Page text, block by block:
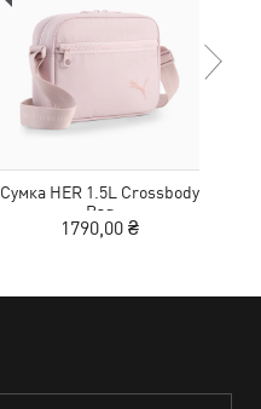
Сумка HER 1.5L Crossbody
Bag
1790,00 ₴